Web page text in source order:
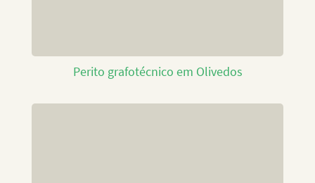
Perito grafotécnico em Olivedos